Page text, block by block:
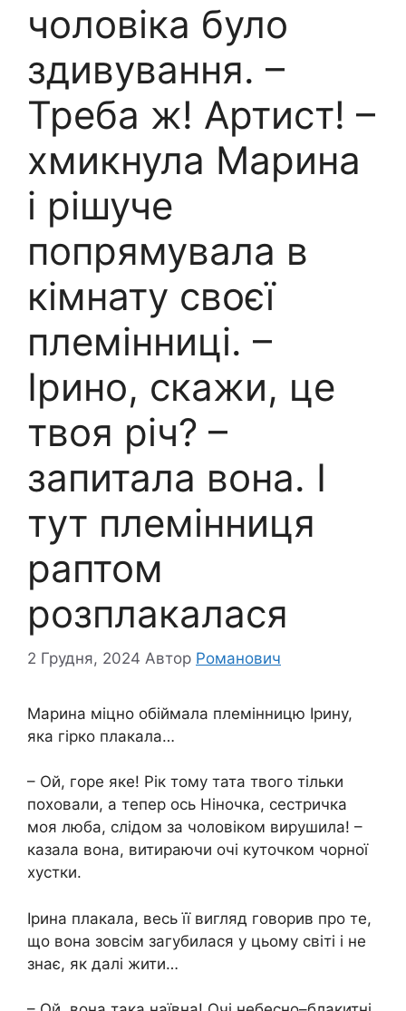
чоловіка було
здивування. –
Треба ж! Артист! –
хмикнула Марина
і рішуче
попрямувала в
кімнату своєї
племінниці. –
Ірино, скажи, це
твоя річ? –
запитала вона. І
тут племінниця
раптом
розплакалася
2 Грудня, 2024 Автор Романович
Марина міцно обіймала племінницю Ірину,
яка гірко плакала…
– Ой, горе яке! Рік тому тата твого тільки
поховали, а тепер ось Ніночка, сестричка
моя люба, слідом за чоловіком вирушила! –
казала вона, витираючи очі куточком чорної
хустки.
Ірина плакала, весь її вигляд говорив про те,
що вона зовсім загубилася у цьому світі і не
знає, як далі жити…